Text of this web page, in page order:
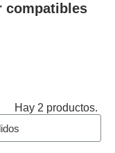
compatibles
Hay 2 productos.